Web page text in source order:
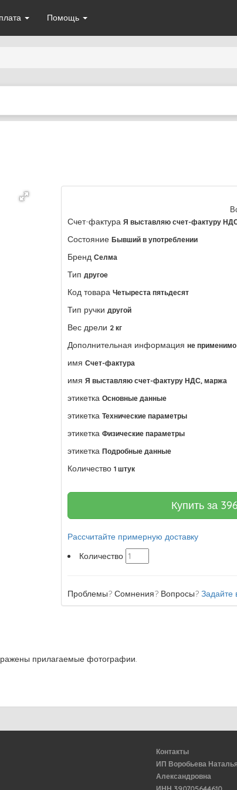
Помощь
Счет-фактура Я выставляю счет-фактуру
Состояние Бывший в употреблении
Бренд Селма
Тип другое
Код товара Четыреста пятьдесят
Тип ручки другой
Вес дрели 2 кг
Дополнительная информация не применимо
имя Счет-фактура
имя Я выставляю счет-фактуру НДС, маржа
этикетка Основные данные
этикетка Технические параметры
этикетка Физические параметры
этикетка Подробные данные
Количество 1 штук
Купить за
Рассчитайте примерную доставку
Количество
Проблемы? Сомнения? Вопросы?Задайте
прилагаемые фотографии.
Контакты
ИП Воробьева Наталья
Александровна